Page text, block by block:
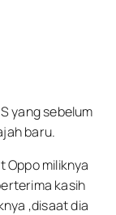
yang sebelum
baru.
Oppo miliknya
kasih
,disaat dia